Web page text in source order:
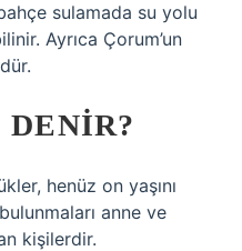
sulamada su yolu
Ayrıca Çorum’un
henüz on yaşını
anne ve
kişilerdir.